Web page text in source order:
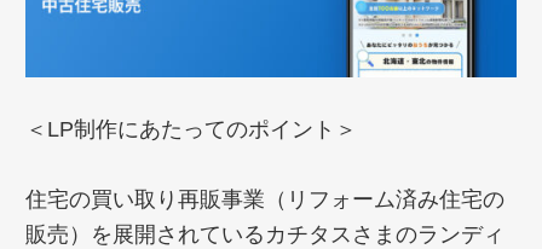
＜LP制作にあたってのポイント＞
住宅の買い取り再販事業（リフォーム済み住宅の
販売）を展開されているカチタスさまのランディ